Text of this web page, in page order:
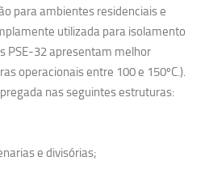
para ambientes residenciais e
utilizada para isolamento
PSE-32 apresentam melhor
operacionais entre 100 e 150ºC.).
nas seguintes estruturas:
e divisórias;